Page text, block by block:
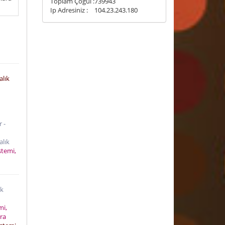
-
Ip Adresiniz :
104.23.243.180